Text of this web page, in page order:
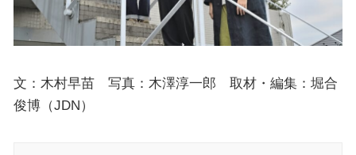
文：木村早苗 写真：木澤淳一郎 取材・編集：堀合
俊博（JDN）